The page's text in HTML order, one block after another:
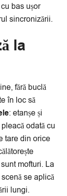
bas ușor
sincronizării.
la
fără buclă
în loc să
: etanșe și
odată cu
tare din orice
mofturi. La
se aplică
lungi.